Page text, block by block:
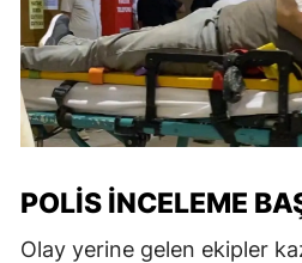
POLIS İNCELEME
Olay yerine gelen ekipler